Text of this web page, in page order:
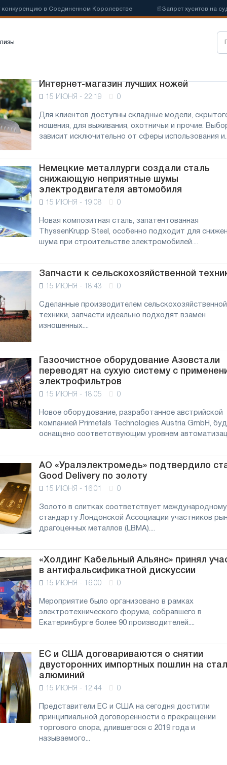
в Соединенном Королевстве Запрет хуситов на
Интернет-магазин лучших ножей
15 ИЮНЯ - 22:19 0
Для клиентов доступны складные модели,
ношения, для выживания, охотничьи и прочие.
зависит исключительно от сферы использования
Немецкие металлурги создали сталь
снижающую неприятные шумы
электродвигателя автомобиля
15 ИЮНЯ - 19:08 0
Новая композитная сталь, запатентованная
ThyssenKrupp Steel, особенно подходит для
шума при строительстве электромобилей....
Запчасти к сельскохозяйственной
15 ИЮНЯ - 18:43 0
Сделанные производителем сельскохозяйственной
техники, запчасти идеально подходят взамен
изношенных....
Газоочистное оборудование Азовстали
переводят на сухую систему с
электрофильтров
15 ИЮНЯ - 18:05 0
Новое оборудование, разработанное австрийской
компанией Primetals Technologies Austria GmbH,
оснащено соответствующим уровнем
АО «Уралэлектромедь» подтвердило
Good Delivery по золоту
15 ИЮНЯ - 16:01 0
Золото в слитках соответствует международному
стандарту Лондонской Ассоциации участников
драгоценных металлов (LBMA)....
«Холдинг Кабельный Альянс» принял
в антифальсификатной дискуссии
15 ИЮНЯ - 16:00 0
Мероприятие было организовано в рамках
электротехнического форума, собравшего в
Екатеринбурге более 90 производителей....
ЕС и США договариваются о снятии
двусторонних импортных пошлин на
алюминий
15 ИЮНЯ - 12:44 0
Представители ЕС и США на сегодня достигли
принципиальной договоренности о прекращении
торгового спора, длившегося с 2019 года и
называемого...